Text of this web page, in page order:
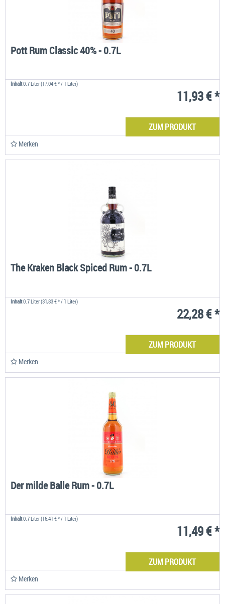
Pott Rum Classic 40% - 0.7L
Inhalt0.7 Liter(17,04 € * / 1 Liter)
11,93 € *
ZUM PRODUKT
Merken
The Kraken Black Spiced Rum - 0.7L
Inhalt0.7 Liter(31,83 € * / 1 Liter)
22,28 € *
ZUM PRODUKT
Merken
Der milde Balle Rum - 0.7L
Inhalt0.7 Liter(16,41 € * / 1 Liter)
11,49 € *
ZUM PRODUKT
Merken